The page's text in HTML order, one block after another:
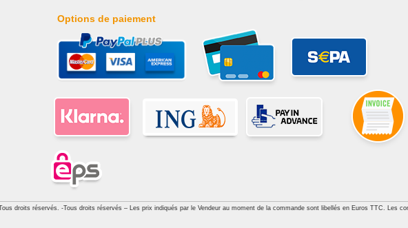
Options de paiement
droits réservés. -Tous droits réservés – Les prix indiqués par le Vendeur au moment de la commande sont libellés en Euros TTC. Les